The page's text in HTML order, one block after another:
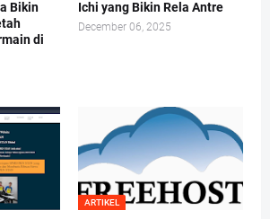
Bikin
di
Ichi yang Bikin Rela Antre
December 06, 2025
ARTIKEL